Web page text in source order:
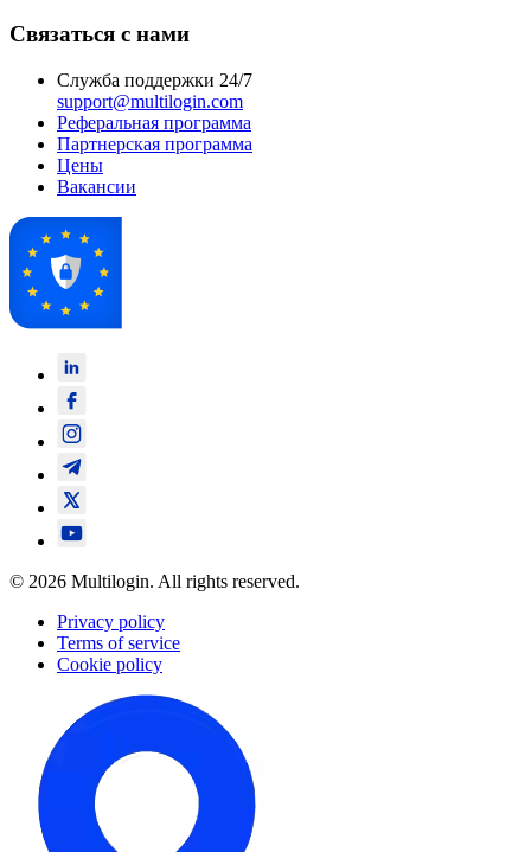
Связаться с нами
Служба поддержки 24/7
support@multilogin.com
Реферальная программа
Партнерская программа
Цены
Вакансии
© 2026 Multilogin. All rights reserved.
Privacy policy
Terms of service
Cookie policy